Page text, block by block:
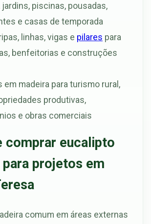
piscinas, pousadas,
e casas de temporada
linhas, vigas e pilares para
benfeitorias e construções
em madeira para turismo rural,
produtivas,
e obras comerciais
comprar eucalipto
projetos em
comum em áreas externas